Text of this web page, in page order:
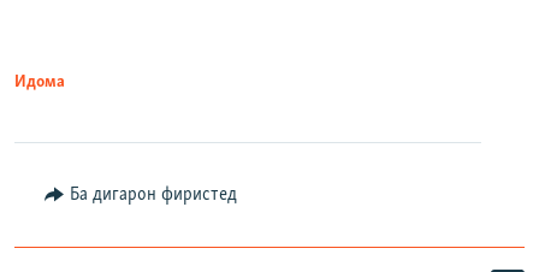
Идома
Ба дигарон фиристед